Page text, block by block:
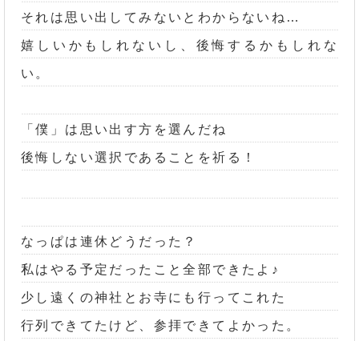
それは思い出してみないとわからないね…
嬉しいかもしれないし、後悔するかもしれな
い。
「僕」は思い出す方を選んだね
後悔しない選択であることを祈る！
なっぱは連休どうだった？
私はやる予定だったこと全部できたよ♪
少し遠くの神社とお寺にも行ってこれた
行列できてたけど、参拝できてよかった。